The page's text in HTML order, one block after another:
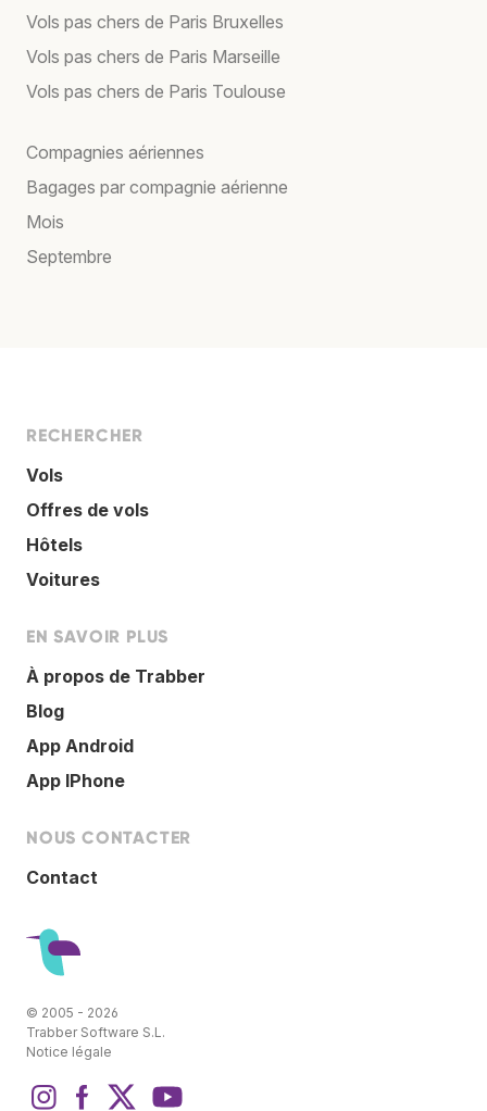
Vols pas chers de Paris Bruxelles
Vols pas chers de Paris Marseille
Vols pas chers de Paris Toulouse
Compagnies aériennes
Bagages par compagnie aérienne
Mois
Septembre
RECHERCHER
Vols
Offres de vols
Hôtels
Voitures
EN SAVOIR PLUS
À propos de Trabber
Blog
App Android
App IPhone
NOUS CONTACTER
Contact
© 2005 - 2026
Trabber Software S.L.
Notice légale